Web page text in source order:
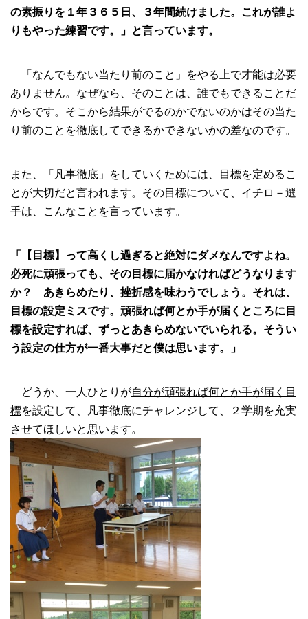
の素振りを １年 ３６５ 日、 ３年間続けました。これが誰よ
りもやった練習です。」と言っています。
「なんでもない当たり前のこと」をやる上で才能は必要
ありません。なぜなら、そのことは、誰でもできることだ
からです。そこから結果がでるのかでないのかはその当た
り前のことを徹底してできるかできないかの差なのです。
また、
「凡事徹底」をしていくためには、目標を定めるこ
とが大切だと言われます。その目標について、イチロ－選
手は、こんなことを言っています。
「【目標】って高くし過ぎると絶対にダメなんですよね。
必死に頑張っても、その目標に届かなければどうなります
か？ あきらめたり、挫折感を味わうでしょう。それは、
目標の設定ミスです。頑張れば何とか手が届くところに目
標を設定すれば、ずっとあきらめないでいられる。そうい
う設定の仕方が一番大事だと僕は思います。」
どうか、一人ひとりが自分が頑張れば何とか手が届く目
標を設定して、凡事徹底にチャレンジして、２学期を充実
させてほしいと思います。